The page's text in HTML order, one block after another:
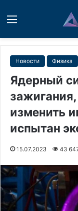
Новости Физика
Ядерный
изменить
испытан
15.07.2023 43